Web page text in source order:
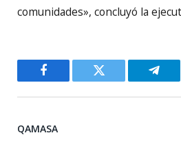
comunidades», concluyó la
Facebook Twitter
QAMASA